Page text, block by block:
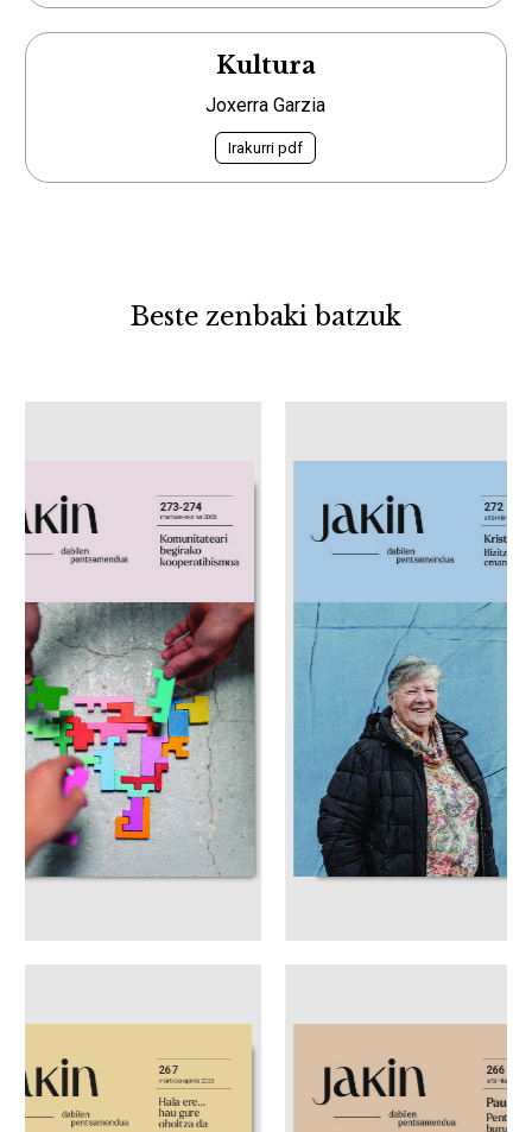
Kultura
Joxerra Garzia
Irakurri pdf
Beste zenbaki batzuk